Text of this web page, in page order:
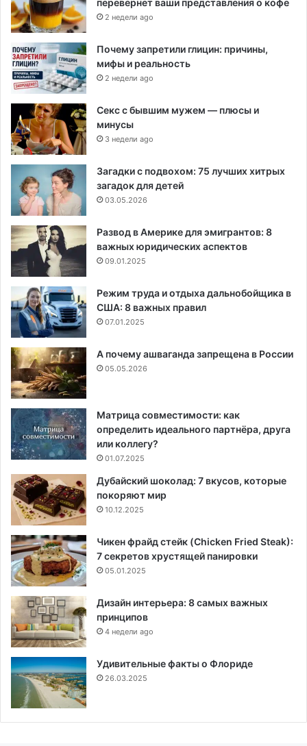
перевернет ваши представления о кофе
2 недели ago
Почему запретили глицин: причины,
мифы и реальность
2 недели ago
Секс с бывшим мужем — плюсы и
минусы
3 недели ago
Загадки с подвохом: 75 лучших хитрых
загадок для детей
03.05.2026
Развод в Америке для эмигрантов: 8
важных юридических аспектов
09.01.2025
Режим труда и отдыха дальнобойщика в
США: 8 важных правил
07.01.2025
А почему ашваганда запрещена в России
05.05.2026
Матрица совместимости: как
определить идеального партнёра, друга
или коллегу?
01.07.2025
Дубайский шоколад: 7 вкусов, которые
покоряют мир
10.12.2025
Чикен фрайд стейк (Chicken Fried Steak):
7 секретов хрустящей панировки
05.01.2025
Дизайн интерьера: 8 самых важных
принципов
4 недели ago
Удивительные факты о Флориде
26.03.2025